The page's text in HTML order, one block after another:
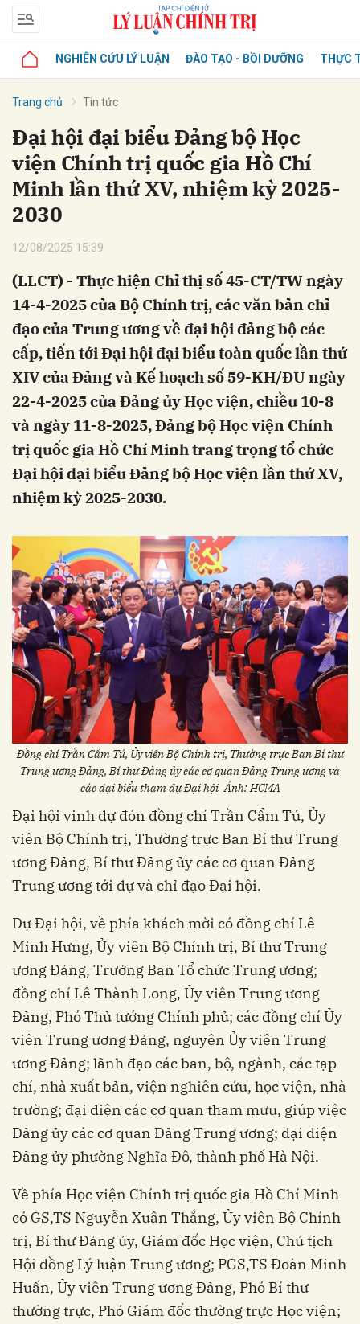
NGHIÊN CỨU LÝ LUẬN ĐÀO TẠO - BỒI DƯỠNG THỰC
Trang chủ Tin tức
Đại hội đại biểu Đảng bộ Học
viện Chính trị quốc gia Hồ Chí
Minh lần thứ XV, nhiệm kỳ 2025-
2030
12/08/2025 15:39
(LLCT) - Thực hiện Chỉ thị số 45-CT/TW ngày
14-4-2025 của Bộ Chính trị, các văn bản chỉ
đạo của Trung ương về đại hội đảng bộ các
cấp, tiến tới Đại hội đại biểu toàn quốc lần thứ
XIV của Đảng và Kế hoạch số 59-KH/ĐU ngày
22-4-2025 của Đảng ủy Học viện, chiều 10-8
và ngày 11-8-2025, Đảng bộ Học viện Chính
trị quốc gia Hồ Chí Minh trang trọng tổ chức
Đại hội đại biểu Đảng bộ Học viện lần thứ XV,
nhiệm kỳ 2025-2030.
Đồng chí Trần Cẩm Tú, Ủy viên Bộ Chính trị, Thường trực Ban Bí thư
Trung ương Đảng, Bí thư Đảng ủy các cơ quan Đảng Trung ương và
các đại biểu tham dự Đại hội_Ảnh: HCMA
Đại hội vinh dự đón đồng chí Trần Cẩm Tú, Ủy
viên Bộ Chính trị, Thường trực Ban Bí thư Trung
ương Đảng, Bí thư Đảng ủy các cơ quan Đảng
Trung ương tới dự và chỉ đạo Đại hội.
Dự Đại hội, về phía khách mời có đồng chí Lê
Minh Hưng, Ủy viên Bộ Chính trị, Bí thư Trung
ương Đảng, Trưởng Ban Tổ chức Trung ương;
đồng chí Lê Thành Long, Ủy viên Trung ương
Đảng, Phó Thủ tướng Chính phủ; các đồng chí Ủy
viên Trung ương Đảng, nguyên Ủy viên Trung
ương Đảng; lãnh đạo các ban, bộ, ngành, các tạp
chí, nhà xuất bản, viện nghiên cứu, học viện, nhà
trường; đại diện các cơ quan tham mưu, giúp việc
Đảng ủy các cơ quan Đảng Trung ương; đại diện
Đảng ủy phường Nghĩa Đô, thành phố Hà Nội.
Về phía Học viện Chính trị quốc gia Hồ Chí Minh
có GS,TS Nguyễn Xuân Thắng, Ủy viên Bộ Chính
trị, Bí thư Đảng ủy, Giám đốc Học viện, Chủ tịch
Hội đồng Lý luận Trung ương; PGS,TS Đoàn Minh
Huấn, Ủy viên Trung ương Đảng, Phó Bí thư
thường trực, Phó Giám đốc thường trực Học viện;